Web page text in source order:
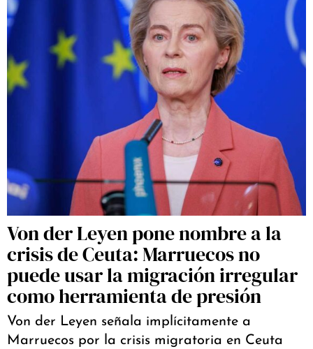
Von der Leyen pone nombre a la
crisis de Ceuta: Marruecos no
puede usar la migración irregular
como herramienta de presión
Von der Leyen señala implícitamente a
Marruecos por la crisis migratoria en Ceuta